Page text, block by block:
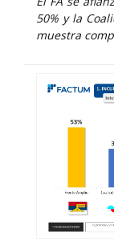
50% y la
muestra